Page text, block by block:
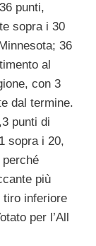
punti,
sopra i 30
36
al
con 3
dal termine.
punti di
sopra i 20,
più
tiro inferiore
per l’All